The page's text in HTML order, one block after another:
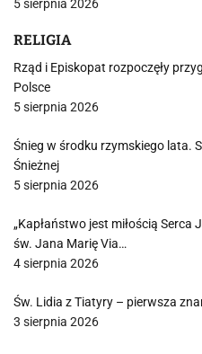
5 sierpnia 2026
RELIGIA
Rząd i Episkopat rozpoczęły
Polsce
5 sierpnia 2026
Śnieg w środku rzymskiego lata.
Śnieżnej
5 sierpnia 2026
„Kapłaństwo jest miłością Serca
św. Jana Marię Via…
4 sierpnia 2026
Św. Lidia z Tiatyry – pierwsza
3 sierpnia 2026